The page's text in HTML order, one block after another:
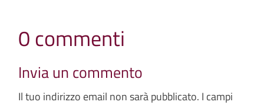
0 commenti
Invia un commento
Il tuo indirizzo email non sarà pubblicato. I campi